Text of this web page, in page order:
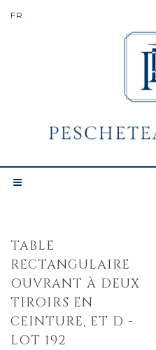
TABLE
RECTANGULAIRE
OUVRANT À DEUX
TIROIRS EN
CEINTURE, ET D -
LOT 192